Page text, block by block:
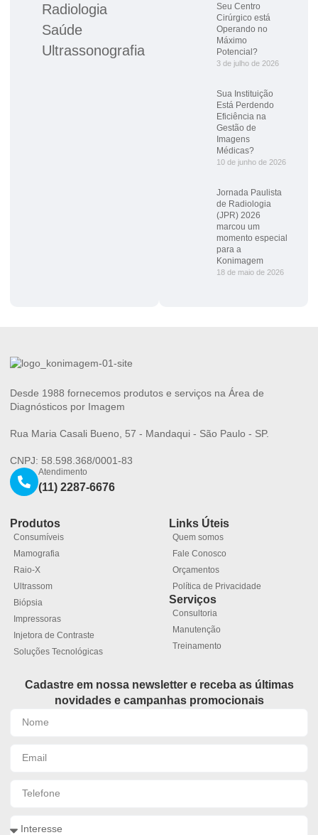
Radiologia
Saúde
Ultrassonografia
Seu Centro
Cirúrgico está
Operando no
Máximo
Potencial?
3 de julho de 2026
Sua Instituição
Está Perdendo
Eficiência na
Gestão de
Imagens
Médicas?
10 de junho de 2026
Jornada Paulista
de Radiologia
(JPR) 2026
marcou um
momento especial
para a
Konimagem
18 de maio de 2026
Desde 1988 fornecemos produtos e serviços na Área de
Diagnósticos por Imagem
Rua Maria Casali Bueno, 57 - Mandaqui - São Paulo - SP.
CNPJ: 58.598.368/0001-83
Atendimento
(11) 2287-6676
Produtos
Consumíveis
Mamografia
Raio-X
Ultrassom
Biópsia
Impressoras
Injetora de Contraste
Soluções Tecnológicas
Links Úteis
Quem somos
Fale Conosco
Orçamentos
Política de Privacidade
Serviços
Consultoria
Manutenção
Treinamento
Cadastre em nossa newsletter e receba as últimas
novidades e campanhas promocionais